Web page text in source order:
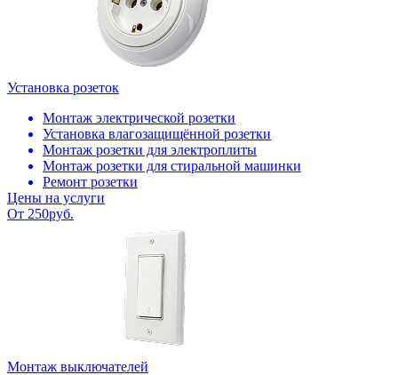
Установка розеток
Монтаж электрической розетки
Установка влагозащищённой розетки
Монтаж розетки для электроплиты
Монтаж розетки для стиральной машинки
Ремонт розетки
Цены на услуги
От 250руб.
Монтаж выключателей